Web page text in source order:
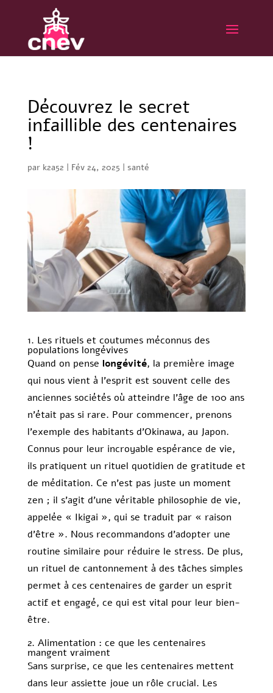
Découvrez le secret
infaillible des centenaires
!
par k2a52 | Fév 24, 2025 | santé
1. Les rituels et coutumes méconnus des
populations longévives
Quand on pense longévité, la première image
qui nous vient à l’esprit est souvent celle des
anciennes sociétés où atteindre l’âge de 100 ans
n’était pas si rare. Pour commencer, prenons
l’exemple des habitants d’Okinawa, au Japon.
Connus pour leur incroyable espérance de vie,
ils pratiquent un rituel quotidien de gratitude et
de méditation. Ce n’est pas juste un moment
zen ; il s’agit d’une véritable philosophie de vie,
appelée « Ikigai », qui se traduit par « raison
d’être ». Nous recommandons d’adopter une
routine similaire pour réduire le stress. De plus,
un rituel de cantonnement à des tâches simples
permet à ces centenaires de garder un esprit
actif et engagé, ce qui est vital pour leur bien-
être.
2. Alimentation : ce que les centenaires
mangent vraiment
Sans surprise, ce que les centenaires mettent
dans leur assiette joue un rôle crucial. Les